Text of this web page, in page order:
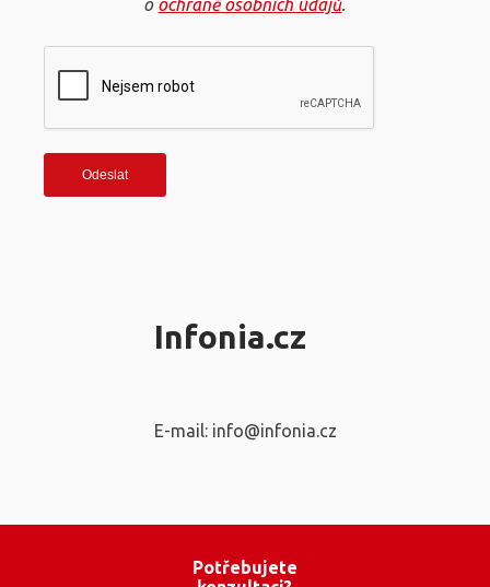
o ochraně osobních údajů.
Infonia.cz
E-mail: info@infonia.cz
Potřebujete